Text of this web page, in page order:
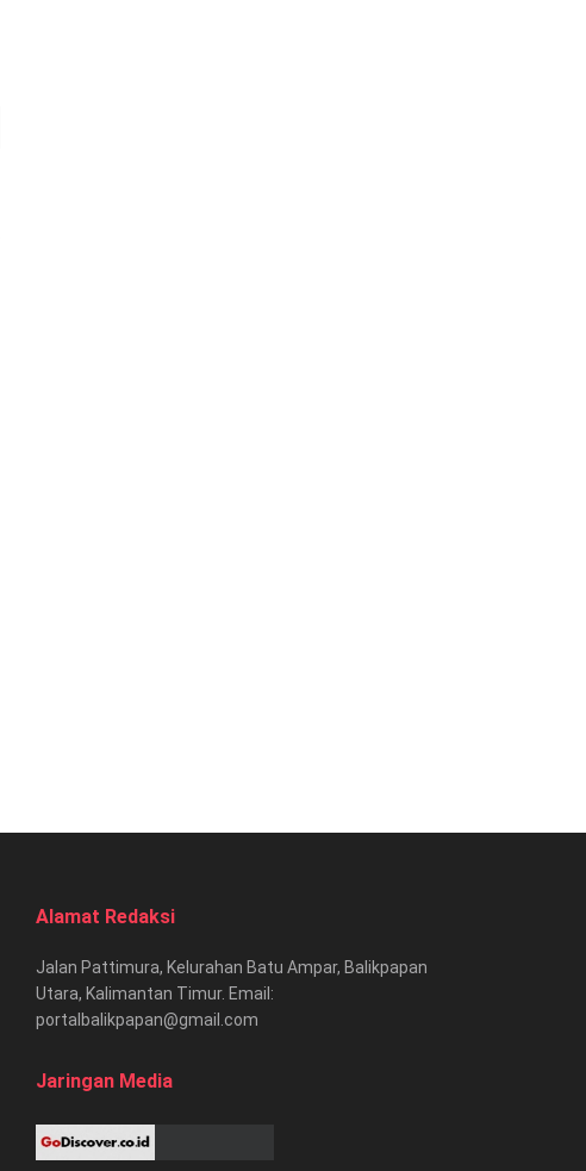
Alamat Redaksi
Jalan Pattimura, Kelurahan Batu Ampar, Balikpapan
Utara, Kalimantan Timur. Email:
portalbalikpapan@gmail.com
Jaringan Media